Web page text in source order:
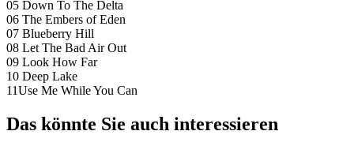
05 Down To The Delta
06 The Embers of Eden
07 Blueberry Hill
08 Let The Bad Air Out
09 Look How Far
10 Deep Lake
11Use Me While You Can
Das könnte Sie auch interessieren